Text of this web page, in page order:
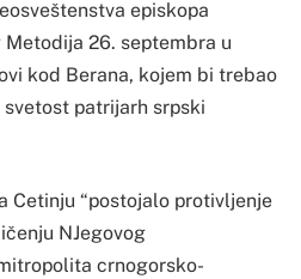
episkopa
26. septembra u
kod Berana, kojem bi trebao
patrijarh srpski
Cetinju “postojalo protivljenje
NJegovog
crnogorsko-